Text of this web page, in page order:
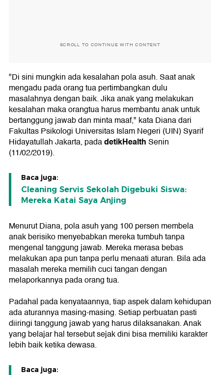
SCROLL TO CONTINUE WITH CONTENT
"Di sini mungkin ada kesalahan pola asuh. Saat anak
mengadu pada orang tua pertimbangkan dulu
masalahnya dengan baik. Jika anak yang melakukan
kesalahan maka orangtua harus membantu anak untuk
bertanggung jawab dan minta maaf," kata Diana dari
Fakultas Psikologi Universitas Islam Negeri (UIN) Syarif
Hidayatullah Jakarta, padadetikHealthSenin
(11/02/2019).
Baca juga:
Cleaning Servis Sekolah Digebuki Siswa:
Mereka Katai Saya Anjing
Menurut Diana, pola asuh yang 100 persen membela
anak berisiko menyebabkan mereka tumbuh tanpa
mengenal tanggung jawab. Mereka merasa bebas
melakukan apa pun tanpa perlu menaati aturan. Bila ada
masalah mereka memilih cuci tangan dengan
melaporkannya pada orang tua.
Padahal pada kenyataannya, tiap aspek dalam kehidupan
ada aturannya masing-masing. Setiap perbuatan pasti
diiringi tanggung jawab yang harus dilaksanakan. Anak
yang belajar hal tersebut sejak dini bisa memiliki karakter
lebih baik ketika dewasa.
Baca juga: